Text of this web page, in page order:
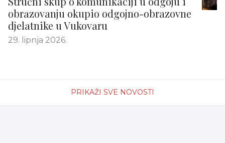
obrazovanju okupio odgojno-obrazovne
djelatnike u Vukovaru
29. lipnja 2026.
PRIKAŽI SVE NOVOSTI